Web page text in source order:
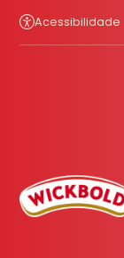
Acessibilidade